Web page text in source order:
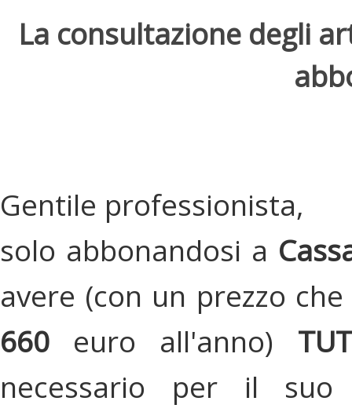
La consultazione degli
Gentile professionista,
solo abbonandosi a
avere (con un prezzo
660 euro all'anno)
necessario per il suo